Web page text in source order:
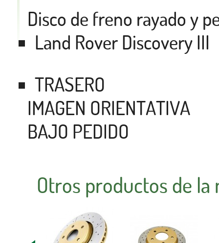
Disco de freno rayado y
Land Rover Discovery III
TRASERO
IMAGEN ORIENTATIVA
BAJO PEDIDO
Otros productos de